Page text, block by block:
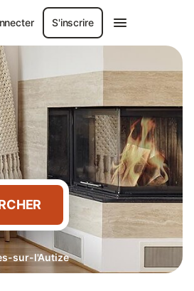
S'inscrire
sur-l'Autize